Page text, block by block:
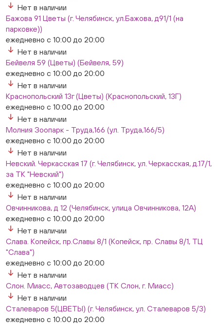
Нет в наличии
Бажова 91 Цветы (г. Челябинск, ул.Бажова, д91/1 (на
парковке))
ежедневно с 10:00 до 20:00
Нет в наличии
Бейвеля 59 (Цветы) (Бейвеля, 59)
ежедневно с 10:00 до 20:00
Нет в наличии
Краснопольский 13г (Цветы) (Краснопольский, 13Г)
ежедневно с 10:00 до 20:00
Нет в наличии
Молния Зоопарк - Труда,166 (ул. Труда,166/5)
ежедневно с 10:00 до 20:00
Нет в наличии
Невский. Черкасская 17 (г. Челябинск, ул. Черкасская, д.17/1,
за ТК "Невский")
ежедневно с 10:00 до 20:00
Нет в наличии
Овчинникова, д 12 (Челябинск, улица Овчинникова, 12А)
ежедневно с 10:00 до 20:00
Нет в наличии
Слава. Копейск, пр.Славы 8/1 (Копейск, пр. Славы 8/1, ТЦ
"Слава")
ежедневно с 10:00 до 20:00
Нет в наличии
Слон. Миасс, Автозаводцев (ТК Слон, г. Миасс)
Нет в наличии
Сталеваров 5(ЦВЕТЫ) (г. Челябинск, ул. Сталеваров 5/3)
ежедневно с 10:00 до 20:00